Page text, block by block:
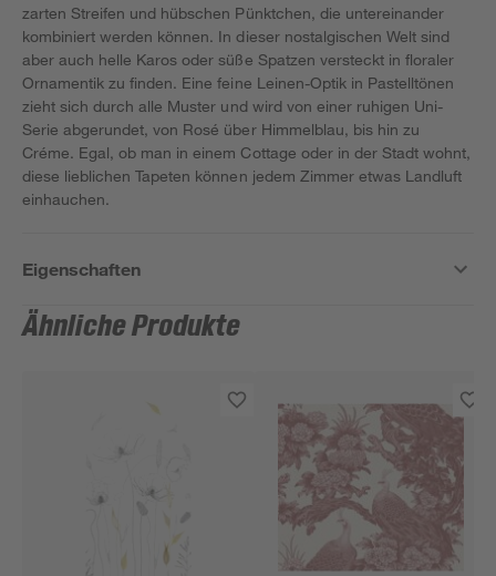
zarten Streifen und hübschen Pünktchen, die untereinander
kombiniert werden können. In dieser nostalgischen Welt sind
aber auch helle Karos oder süße Spatzen versteckt in floraler
Ornamentik zu finden. Eine feine Leinen-Optik in Pastelltönen
zieht sich durch alle Muster und wird von einer ruhigen Uni-
Serie abgerundet, von Rosé über Himmelblau, bis hin zu
Créme. Egal, ob man in einem Cottage oder in der Stadt wohnt,
diese lieblichen Tapeten können jedem Zimmer etwas Landluft
einhauchen.
Eigenschaften
Ähnliche Produkte